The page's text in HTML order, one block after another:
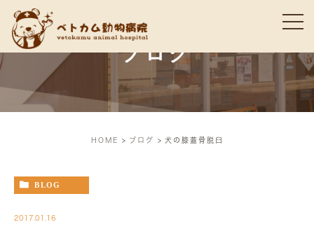
ブログ
HOME ブログ 犬の膝蓋骨脱臼
BLOG
2017.01.16